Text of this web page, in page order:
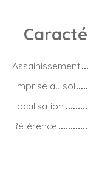
Assainissement
Emprise au sol
Localisation
Référence